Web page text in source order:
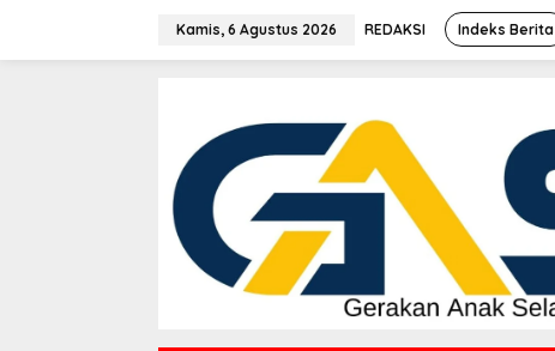
Kamis, 6 Agustus 2026 REDAKSI Indeks Berita